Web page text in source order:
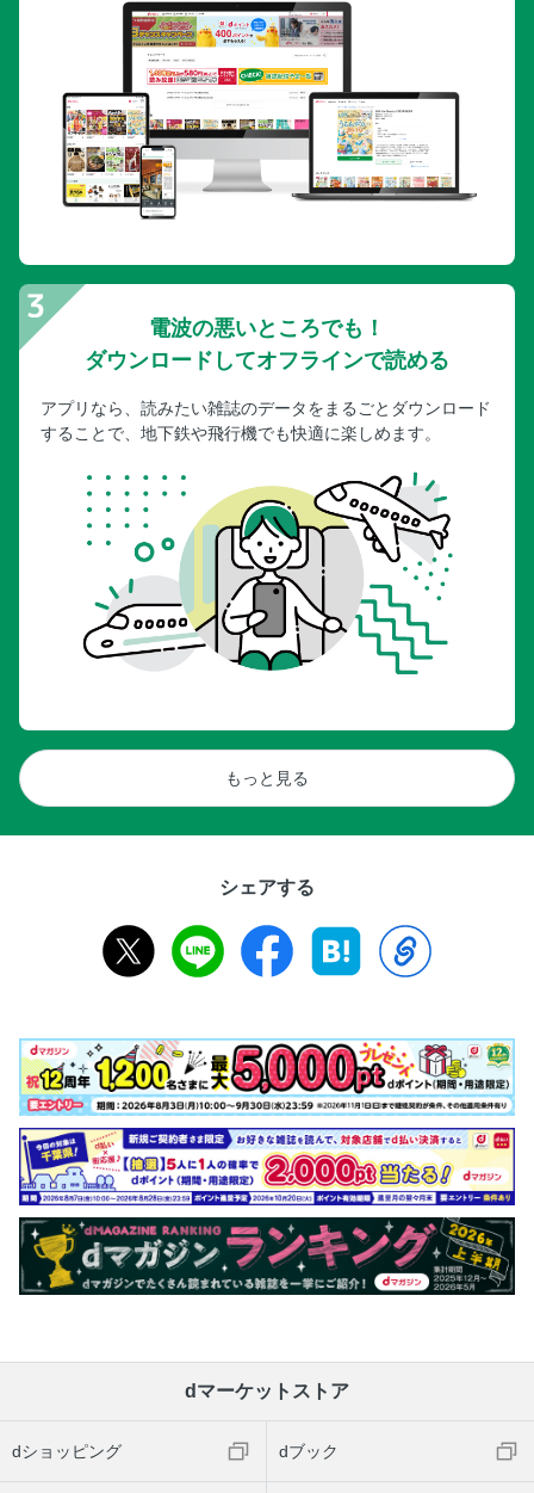
電波の悪いところでも！
ダウンロードしてオフラインで読める
アプリなら、読みたい雑誌のデータをまるごとダウンロード
することで、地下鉄や飛行機でも快適に楽しめます。
もっと見る
シェアする
dマーケットストア
dショッピング dブック